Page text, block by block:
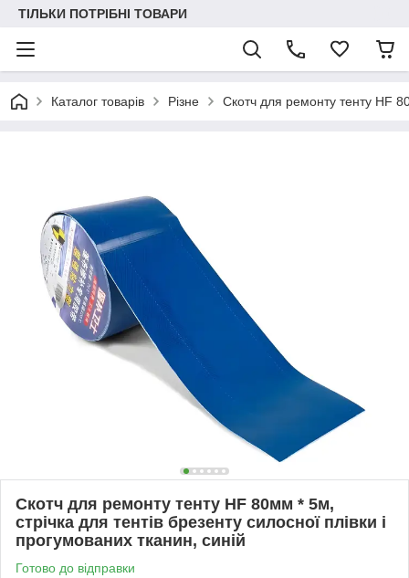
ТІЛЬКИ ПОТРІБНІ ТОВАРИ
Каталог товарів Різне Скотч для ремонту тенту HF
Скотч для ремонту тенту HF 80мм * 5м,
стрічка для тентів брезенту силосної плівки і
прогумованих тканин, синій
Готово до відправки